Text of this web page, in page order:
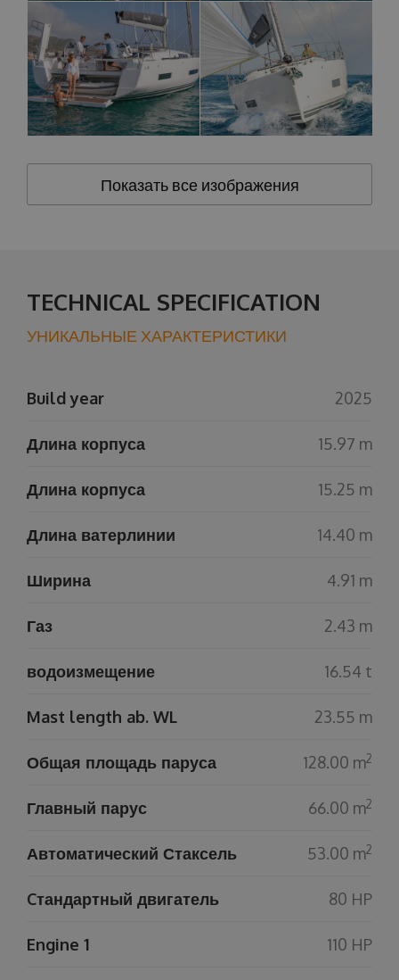
Показать все изображения
TECHNICAL SPECIFICATION
УНИКАЛЬНЫЕ ХАРАКТЕРИСТИКИ
Build year 2025
Длина корпуса 15.97 m
Длина корпуса 15.25 m
Длина ватерлинии 14.40 m
Ширина 4.91 m
Газ 2.43 m
водоизмещение 16.54 t
Mast length ab. WL 23.55 m
Общая площадь паруса 128.00 m2
Главный парус 66.00 m2
Автоматический Стаксель 53.00 m2
Cтандартный двигатель 80 HP
Engine 1 110 HP